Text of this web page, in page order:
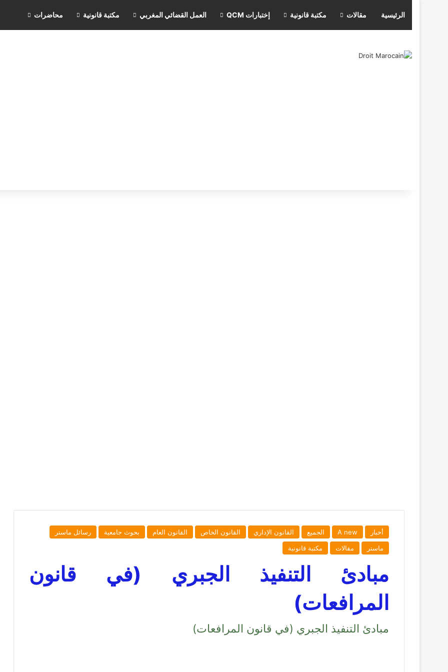
الرئيسية مقالات مكتبة قانونية إختبارات QCM العمل القضائي المغربي مكتبة قانونية محاضرات
أخبار A new الجميع القانون الإداري القانون الخاص القانون العام بحوث جامعية
رسائل ماستر
ماستر
مقالات مكتبة قانونية
مبادئ التنفيذ الجبري (في قانون
المرافعات)
مبادئ التنفيذ الجبري (في قانون المرافعات)